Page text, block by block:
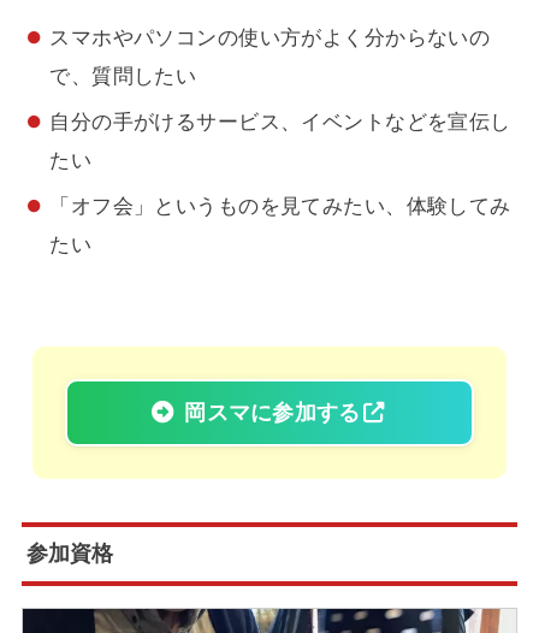
スマホやパソコンの使い方がよく分からないの
で、質問したい
自分の手がけるサービス、イベントなどを宣伝し
たい
「オフ会」というものを見てみたい、体験してみ
たい
岡スマに参加する
参加資格